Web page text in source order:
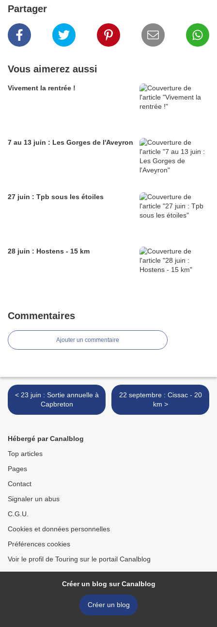
Partager
Vous aimerez aussi
Vivement la rentrée !
7 au 13 juin : Les Gorges de l'Aveyron
27 juin : Tpb sous les étoiles
28 juin : Hostens - 15 km
Commentaires
Ajouter un commentaire
< 23 juin : Sortie annuelle à
Capbreton
22 septembre : Cissac - 20
km >
Hébergé par Canalblog
Top articles
Pages
Contact
Signaler un abus
C.G.U.
Cookies et données personnelles
Préférences cookies
Voir le profil de Touring sur le portail Canalblog
Créer un blog sur Canalblog
Créer un blog